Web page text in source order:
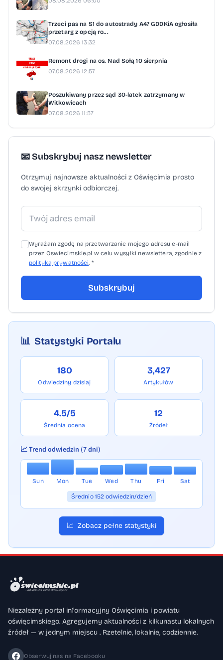
Trzeci pas na S1 do autostrady A4? GDDKiA ogłosiła
przetarg z opcją ro...
07.08.2026 13:32
Remont drogi na os. Nad Sołą 10 sierpnia
07.08.2026 12:57
Poszukiwany przez sąd 30-latek zatrzymany w
Witkowicach
07.08.2026 11:57
📧 Subskrybuj nasz newsletter
Otrzymuj najnowsze aktualności z Oświęcimia prosto
do swojej skrzynki odbiorczej.
Wyrażam zgodę na przetwarzanie mojego adresu e-mail
przez Oswiecimskie.pl w celu wysyłki newslettera, zgodnie z
polityką prywatności. *
Subskrybuj
📊 Statystyki Portalu
180
Odwiedziny dzisiaj
3,427
Artykułów
4.5/5
Średnia ocena
12
Źródeł
📈 Trend odwiedzin (7 dni)
Sun Mon Tue Wed Thu Fri Sat
Średnio 152 odwiedzin/dzień
📈 Zobacz pełne statystyki
Niezależny portal informacyjny Oświęcimia i powiatu
oświęcimskiego. Agregujemy aktualności z kilkunastu lokalnych
źródeł — w jednym miejscu . Rzetelnie, lokalnie, codziennie.
Obserwuj nas na Facebooku